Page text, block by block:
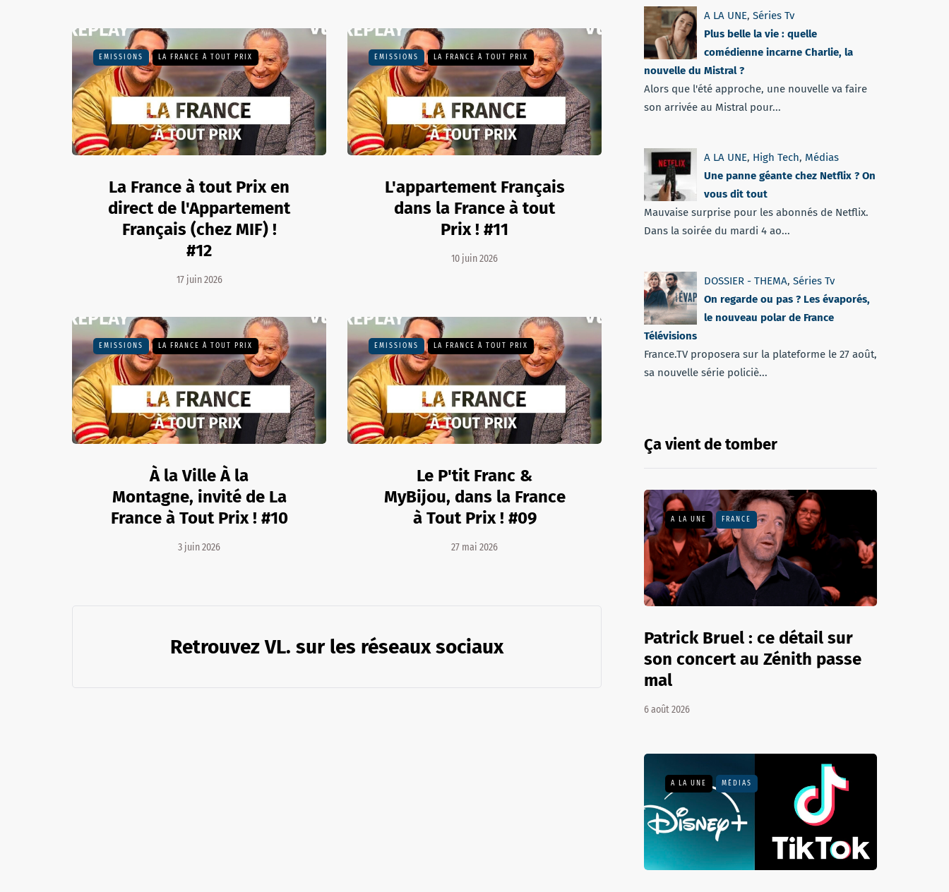
EMISSIONS LA FRANCE À TOUT PRIX
La France à tout Prix en
direct de l'Appartement
Français (chez MIF) !
#12
17 juin 2026
EMISSIONS LA FRANCE À TOUT PRIX
L'appartement Français
dans la France à tout
Prix ! #11
10 juin 2026
EMISSIONS LA FRANCE À TOUT PRIX
À la Ville À la
Montagne, invité de La
France à Tout Prix ! #10
3 juin 2026
EMISSIONS LA FRANCE À TOUT PRIX
Le P'tit Franc &
MyBijou, dans la France
à Tout Prix ! #09
27 mai 2026
Retrouvez VL. sur les réseaux sociaux
A LA UNE, Séries Tv
Plus belle la vie : quelle
comédienne incarne Charlie, la
nouvelle du Mistral ?
Alors que l'été approche, une nouvelle va faire
son arrivée au Mistral pour...
A LA UNE, High Tech, Médias
Une panne géante chez Netflix ? On
vous dit tout
Mauvaise surprise pour les abonnés de Netflix.
Dans la soirée du mardi 4 ao...
DOSSIER - THEMA, Séries Tv
On regarde ou pas ? Les évaporés,
le nouveau polar de France
Télévisions
France.TV proposera sur la plateforme le 27 août,
sa nouvelle série policiè...
Ça vient de tomber
A LA UNE FRANCE
Patrick Bruel : ce détail sur
son concert au Zénith passe
mal
6 août 2026
A LA UNE MÉDIAS